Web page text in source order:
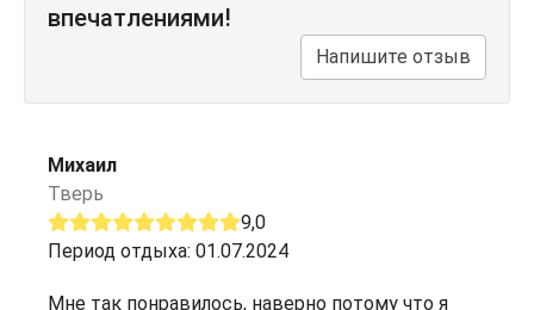
впечатлениями!
Напишите отзыв
Михаил
Тверь
9,0
Период отдыха: 01.07.2024
Мне так понравилось, наверно потому что я